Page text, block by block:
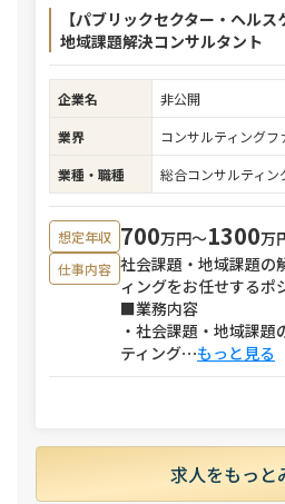
【パブリックセクター・ヘル
地域課題解決コンサルタント
企業名
非公開
業界
コンサルティングフ
業種・職種
総合コンサルティン
想定年収 700万円〜1300万
仕事内容 社会課題・地域課題の
ィングをお任せするポ
■業務内容
・社会課題・地域課
ティング⋯もっと見る
求人をもっと